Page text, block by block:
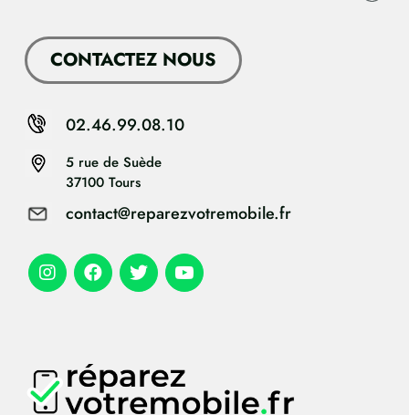
CONTACTEZ NOUS
5 rue de Suède
37100 Tours
contact@reparezvotremobile.fr
02.46.99.08.10